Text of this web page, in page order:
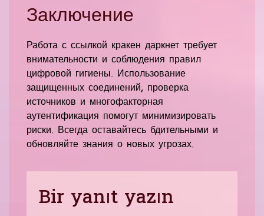
Заключение
Работа с ссылкой кракен даркнет требует
внимательности и соблюдения правил
цифровой гигиены. Использование
защищенных соединений, проверка
источников и многофакторная
аутентификация помогут минимизировать
риски. Всегда оставайтесь бдительными и
обновляйте знания о новых угрозах.
Bir yanıt yazın